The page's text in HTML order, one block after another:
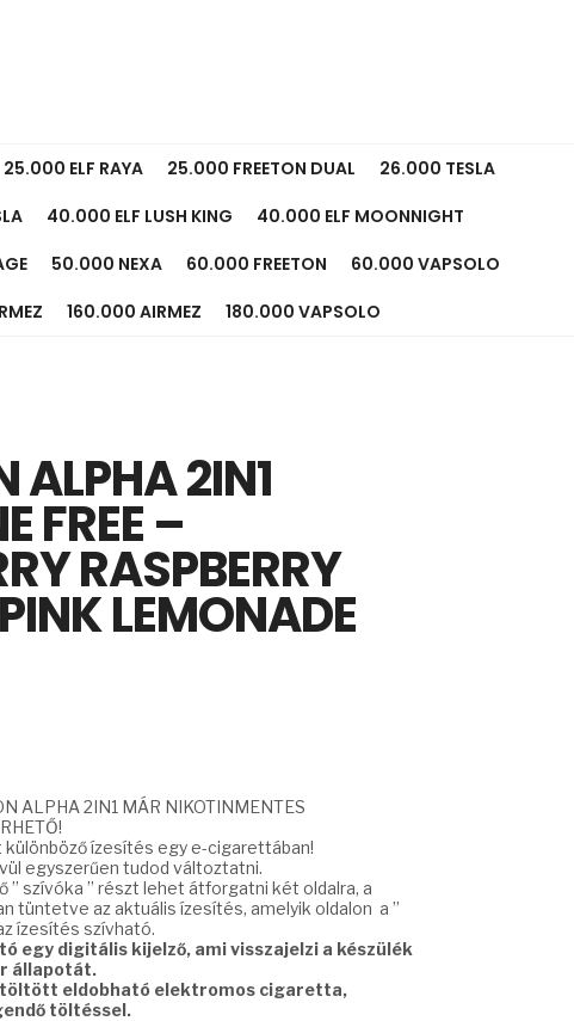
25.000 ELF RAYA 25.000 FREETON DUAL
26.000 TESLA
40.000 ELF LUSH KING
40.000 ELF MOONNIGHT
50.000 NEXA 60.000 FREETON
60.000 VAPSOLO
160.000 AIRMEZ 180.000 VAPSOLO
ALPHA 2IN1
FREE –
RASPBERRY
LEMONADE
ALPHA 2IN1 MÁR NIKOTINMENTES
különböző ízesítés egy e-cigarettában!
egyszerűen tudod változtatni.
” szívóka ” részt lehet átforgatni két oldalra, a
tüntetve az aktuális ízesítés, amelyik oldalon a ”
ízesítés szívható.
egy digitális kijelző, ami visszajelzi a készülék
állapotát.
eldobható elektromos cigaretta,
töltéssel.